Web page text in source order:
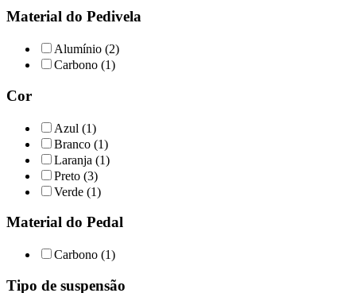
Material do Pedivela
Alumínio (2)
Carbono (1)
Cor
Azul (1)
Branco (1)
Laranja (1)
Preto (3)
Verde (1)
Material do Pedal
Carbono (1)
Tipo de suspensão